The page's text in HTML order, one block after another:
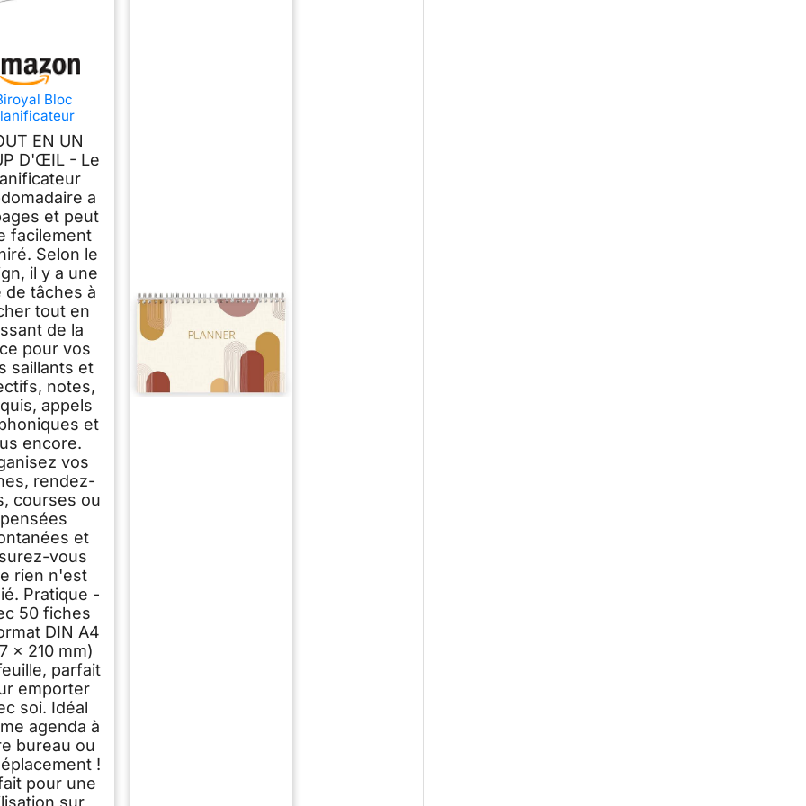
Bloc
A4
date fixe (50
2026
avec
aperçu
et
des habitudes
les rendez-
vous
EN UN
D'ŒIL - Le
a
et peut
facilement
Selon le
il y a une
de tâches à
tout en
de la
pour vos
saillants et
notes,
appels
et
encore.
vos
rendez-
courses ou
pensées
et
vous
rien n'est
Pratique -
50 fiches
DIN A4
x 210 mm)
parfait
emporter
soi. Idéal
agenda à
bureau ou
!
pour une